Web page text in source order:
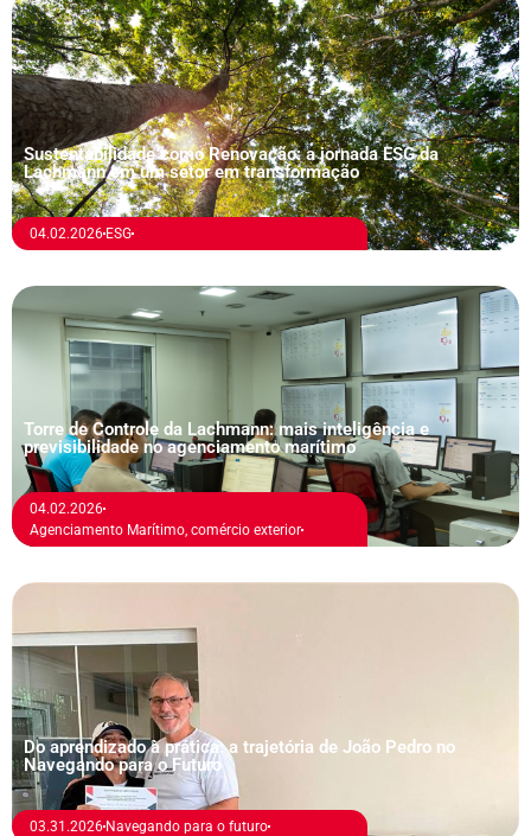
Sustentabilidade como Renovação: a jornada ESG da
Lachmann em um setor em transformação
04.02.2026 ESG
Torre de Controle da Lachmann: mais inteligência e
previsibilidade no agenciamento marítimo
04.02.2026
Agenciamento Marítimo, comércio exterior
Do aprendizado à prática: a trajetória de João Pedro no
Navegando para o Futuro
03.31.2026 Navegando para o futuro